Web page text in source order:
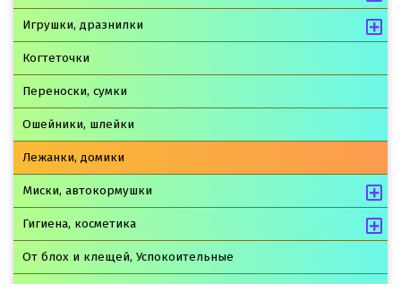
Игрушки, дразнилки
Когтеточки
Переноски, сумки
Ошейники, шлейки
Лежанки, домики
Миски, автокормушки
Гигиена, косметика
От блох и клещей, Успокоительные